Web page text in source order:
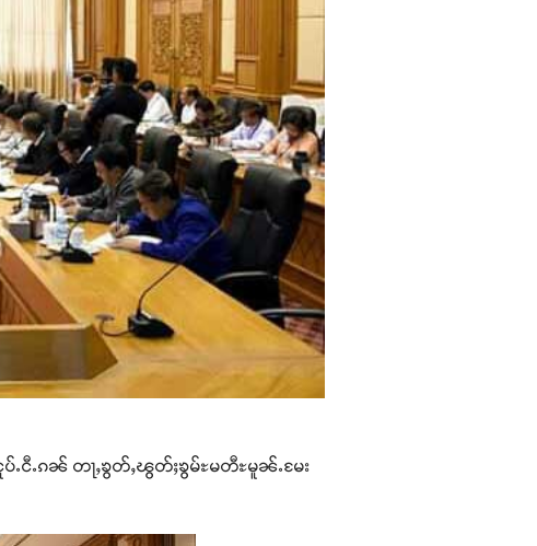
ႉငီႉၵၼ် တႃႇၶွတ်ႇၽွတ်ႈၶွမ်ႊမတီႊမူၼ်ႉမႄး